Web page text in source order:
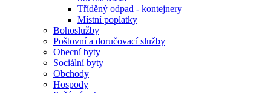
Tříděný odpad - kontejnery
Místní poplatky
Bohoslužby
Poštovní a doručovací služby
Obecní byty
Sociální byty
Obchody
Hospody